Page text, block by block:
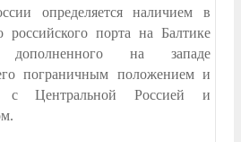
определяется наличием в
российского порта на Балтике
дополненного на западе
пограничным положением и
с Центральной Россией и